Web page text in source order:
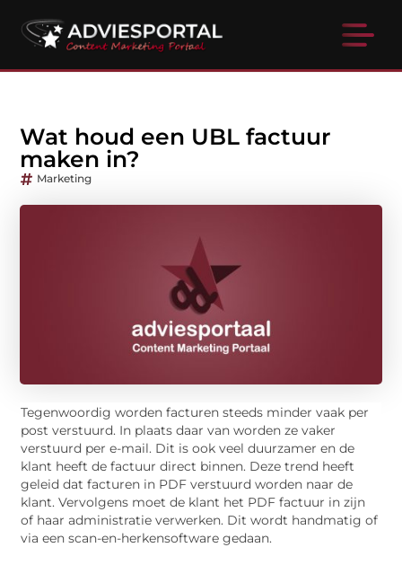
Wat houd een UBL factuur
maken in?
Marketing
Tegenwoordig worden facturen steeds minder vaak per
post verstuurd. In plaats daar van worden ze vaker
verstuurd per e-mail. Dit is ook veel duurzamer en de
klant heeft de factuur direct binnen. Deze trend heeft
geleid dat facturen in PDF verstuurd worden naar de
klant. Vervolgens moet de klant het PDF factuur in zijn
of haar administratie verwerken. Dit wordt handmatig of
via een scan-en-herkensoftware gedaan.